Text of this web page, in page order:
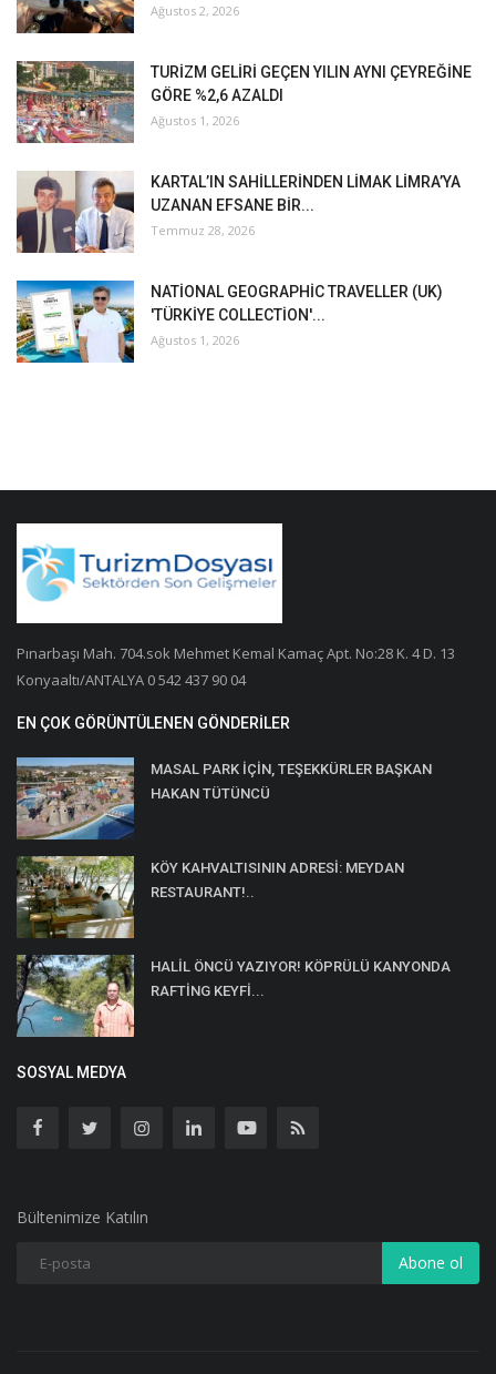
Ağustos 2, 2026
TURİZM GELİRİ GEÇEN YILIN AYNI ÇEYREĞİNE
GÖRE %2,6 AZALDI
Ağustos 1, 2026
KARTAL’IN SAHİLLERİNDEN LİMAK LİMRA’YA
UZANAN EFSANE BİR...
Temmuz 28, 2026
NATİONAL GEOGRAPHİC TRAVELLER (UK)
'TÜRKİYE COLLECTİON'...
Ağustos 1, 2026
Pınarbaşı Mah. 704.sok Mehmet Kemal Kamaç Apt. No:28 K. 4 D. 13
Konyaaltı/ANTALYA 0 542 437 90 04
EN ÇOK GÖRÜNTÜLENEN GÖNDERILER
MASAL PARK İÇİN, TEŞEKKÜRLER BAŞKAN
HAKAN TÜTÜNCÜ
KÖY KAHVALTISININ ADRESİ: MEYDAN
RESTAURANT!..
HALİL ÖNCÜ YAZIYOR! KÖPRÜLÜ KANYONDA
RAFTİNG KEYFİ...
SOSYAL MEDYA
Bültenimize Katılın
Abone ol